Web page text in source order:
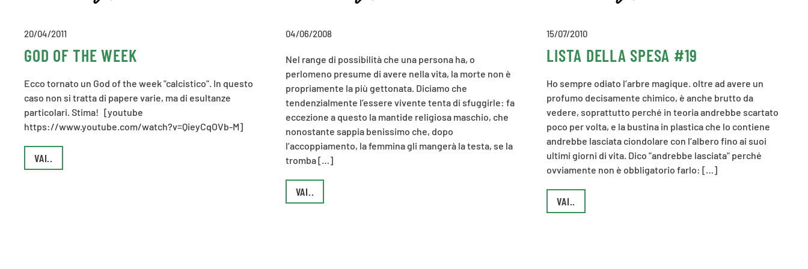
20/04/2011
GOD OF THE WEEK
Ecco tornato un God of the week "calcistico". In questo
caso non si tratta di papere varie, ma di esultanze
particolari. Stima! [youtube
https://www.youtube.com/watch?v=QieyCqOVb-M]
VAI..
04/06/2008
Nel range di possibilità che una persona ha, o
perlomeno presume di avere nella vita, la morte non è
propriamente la più gettonata. Diciamo che
tendenzialmente l’essere vivente tenta di sfuggirle: fa
eccezione a questo la mantide religiosa maschio, che
nonostante sappia benissimo che, dopo
l’accoppiamento, la femmina gli mangerà la testa, se la
tromba […]
VAI..
15/07/2010
LISTA DELLA SPESA #19
Ho sempre odiato l’arbre magique. oltre ad avere un
profumo decisamente chimico, è anche brutto da
vedere, soprattutto perché in teoria andrebbe scartato
poco per volta, e la bustina in plastica che lo contiene
andrebbe lasciata ciondolare con l’albero fino ai suoi
ultimi giorni di vita. Dico "andrebbe lasciata" perché
ovviamente non è obbligatorio farlo: […]
VAI..